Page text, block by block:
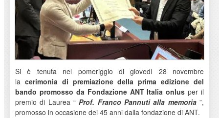
Si è tenuta nel pomeriggio di giovedì 28 novembre
la cerimonia di premiazione della prima edizione del
bando promosso da Fondazione ANT Italia onlusper il
premio di Laurea “ Prof. Franco Pannuti alla memoria ”,
promosso in occasione dei 45 anni dalla fondazione di ANT.